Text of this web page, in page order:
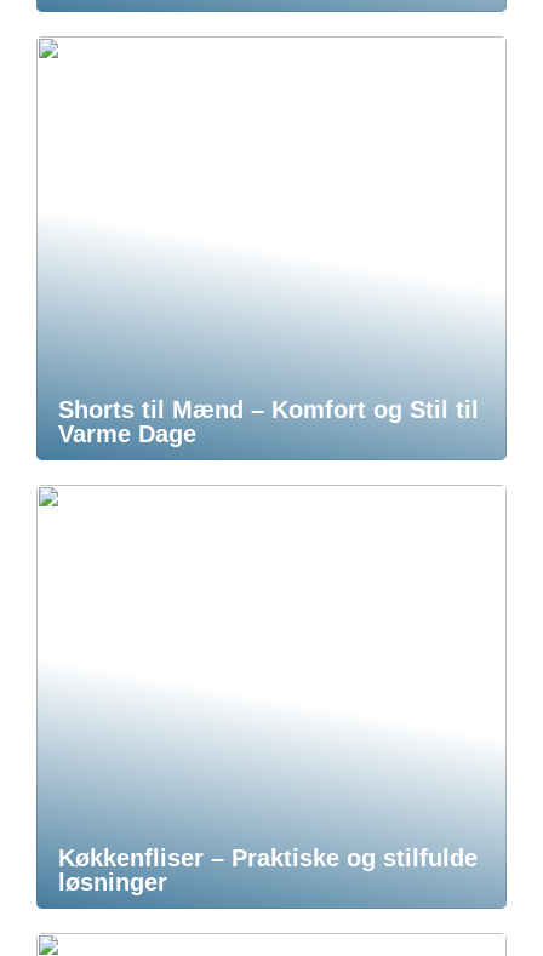
Shorts til Mænd – Komfort og Stil til
Varme Dage
Køkkenfliser – Praktiske og stilfulde
løsninger